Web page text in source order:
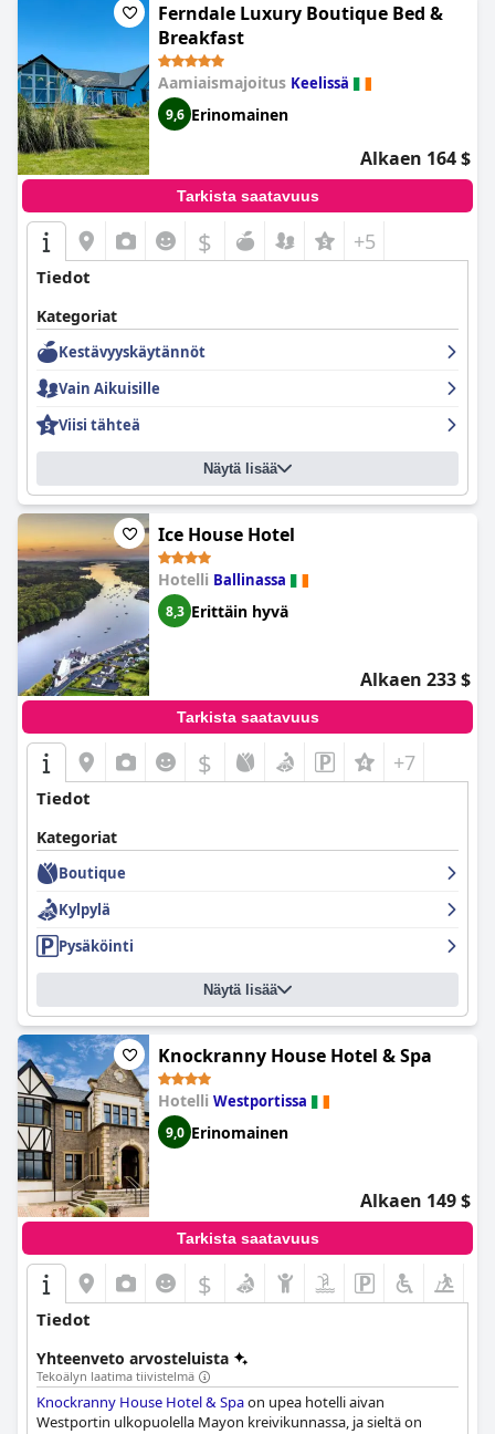
Ferndale Luxury Boutique Bed &
Breakfast
Aamiaismajoitus Keelissä
9,6 Erinomainen
Alkaen 164 $
Tarkista saatavuus
$ +5
Tiedot
Kategoriat
Kestävyyskäytännöt
Vain Aikuisille
Viisi tähteä
Näytä lisää
Ice House Hotel
Hotelli Ballinassa
8,3 Erittäin hyvä
Alkaen 233 $
Tarkista saatavuus
$ +7
Tiedot
Kategoriat
Boutique
Kylpylä
Pysäköinti
Näytä lisää
Knockranny House Hotel & Spa
Hotelli Westportissa
9,0 Erinomainen
Alkaen 149 $
Tarkista saatavuus
$
Tiedot
Yhteenveto arvosteluista
Tekoälyn laatima tiivistelmä
Knockranny House Hotel & Spaon upea hotelli aivan
Westportin ulkopuolella Mayon kreivikunnassa, ja sieltä on